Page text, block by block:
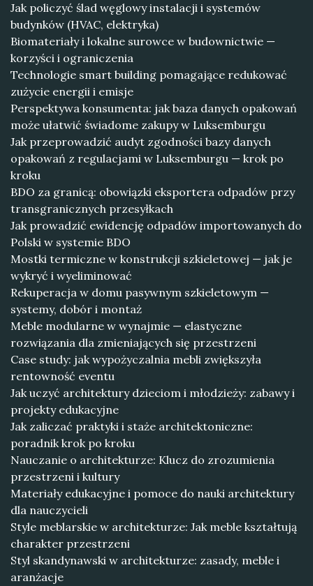
Jak policzyć ślad węglowy instalacji i systemów
budynków (HVAC, elektryka)
Biomateriały i lokalne surowce w budownictwie —
korzyści i ograniczenia
Technologie smart building pomagające redukować
zużycie energii i emisje
Perspektywa konsumenta: jak baza danych opakowań
może ułatwić świadome zakupy w Luksemburgu
Jak przeprowadzić audyt zgodności bazy danych
opakowań z regulacjami w Luksemburgu — krok po
kroku
BDO za granicą: obowiązki eksportera odpadów przy
transgranicznych przesyłkach
Jak prowadzić ewidencję odpadów importowanych do
Polski w systemie BDO
Mostki termiczne w konstrukcji szkieletowej — jak je
wykryć i wyeliminować
Rekuperacja w domu pasywnym szkieletowym —
systemy, dobór i montaż
Meble modularne w wynajmie — elastyczne
rozwiązania dla zmieniających się przestrzeni
Case study: jak wypożyczalnia mebli zwiększyła
rentowność eventu
Jak uczyć architektury dzieciom i młodzieży: zabawy i
projekty edukacyjne
Jak zaliczać praktyki i staże architektoniczne:
poradnik krok po kroku
Nauczanie o architekturze: Klucz do zrozumienia
przestrzeni i kultury
Materiały edukacyjne i pomoce do nauki architektury
dla nauczycieli
Style meblarskie w architekturze: Jak meble kształtują
charakter przestrzeni
Styl skandynawski w architekturze: zasady, meble i
aranżacje